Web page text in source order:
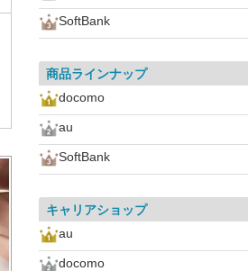
SoftBank
商品ラインナップ
docomo
au
SoftBank
キャリアショップ
au
docomo